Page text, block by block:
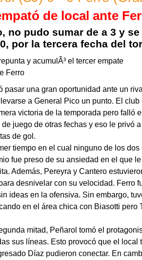
de local ante
no pudo sumar de a 3 y
por la tercera fecha del
pasar una gran oportunidad ante un
a General Pico un punto. El
victoria de la temporada pero falló
juego de otras fechas y eso le privó
de gol.
tiempo en el cual ninguno de los
fue preso de su ansiedad en el que
Además, Pereyra y Cantero
desnivelar con su velocidad. Ferro
ideas en la ofensiva. Sin embargo,
en el área chica con Biasotti pero
mitad, Peñarol tomó el
sus líneas. Esto provocó que el local
Díaz pudieron conectar. En